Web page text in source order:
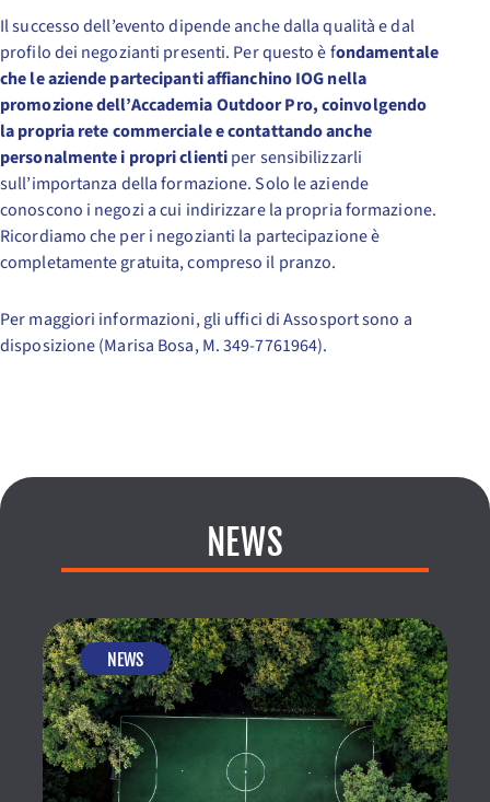
Il successo dell’evento dipende anche dalla qualità e dal
profilo dei negozianti presenti. Per questo è fondamentale
che le aziende partecipanti affianchino IOG nella
promozione dell’Accademia Outdoor Pro, coinvolgendo
la propria rete commerciale e contattando anche
personalmente i propri clientiper sensibilizzarli
sull’importanza della formazione. Solo le aziende
conoscono i negozi a cui indirizzare la propria formazione.
Ricordiamo che per i negozianti la partecipazione è
completamente gratuita, compreso il pranzo.
Per maggiori informazioni, gli uffici di Assosport sono a
disposizione (Marisa Bosa, M. 349-7761964).
NEWS
NEWS